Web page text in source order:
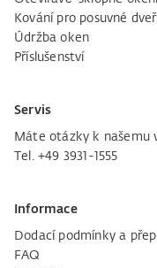
Kování pro posuvné
Údržba oken
Příslušenství
Servis
Máte otázky k našemu
Tel. +49 3931-1555
Informace
Dodací podmínky a
FAQ